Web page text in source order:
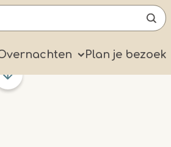
Plan je bezoek